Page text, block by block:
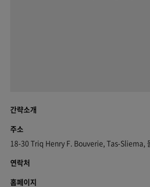
간략소개
주소
18-30 Triq Henry F. Bouverie, Tas-Sliema,
연락처
홈페이지